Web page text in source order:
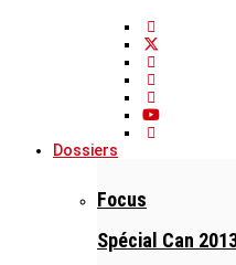
Dossiers
Focus
Spécial Can